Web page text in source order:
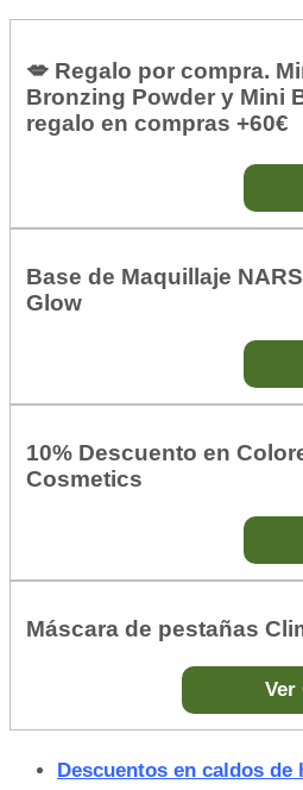
💋 Regalo por compra.
Bronzing Powder y Mini
regalo en compras +60€
Base de Maquillaje
Glow
10% Descuento en
Cosmetics
Máscara de pestañas
Ver
Descuentos en caldos de